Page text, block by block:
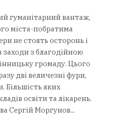
гуманітарний вантаж,
міста-побратима
не стоять осторонь і
заходи з благодійною
громаду. Цього
дві величезні фури,
Більшість яких
освіти та лікарень.
Сергій Моргунов...